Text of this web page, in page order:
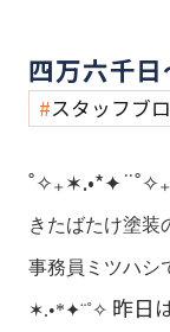
四万六千
スタッフブ
きたばたけ塗装
事務員ミツハ
✶.•*✦¨˚✧ 昨日